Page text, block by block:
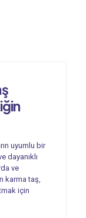
uyumlu bir
dayanıklı
ve
karma taş,
için